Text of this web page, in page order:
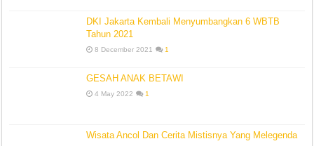
DKI Jakarta Kembali Menyumbangkan 6 WBTB
Tahun 2021
8 December 2021 1
GESAH ANAK BETAWI
4 May 2022 1
Wisata Ancol Dan Cerita Mistisnya Yang Melegenda